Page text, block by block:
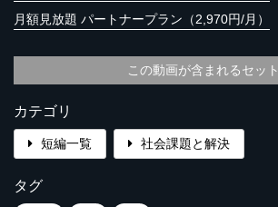
月額見放題 パートナープラン（2,970円/月）
この動画が含まれるセット
カテゴリ
短編一覧 社会課題と解決
タグ